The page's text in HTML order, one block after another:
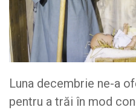
Luna decembrie ne-a
pentru a trăi în mod